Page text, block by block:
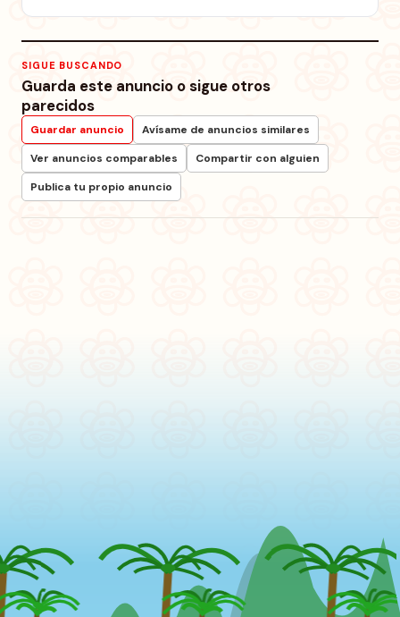
SIGUE BUSCANDO
Guarda este anuncio o sigue otros
parecidos
Guardar anuncio
Avísame de anuncios similares
Ver anuncios comparables
Compartir con alguien
Publica tu propio anuncio